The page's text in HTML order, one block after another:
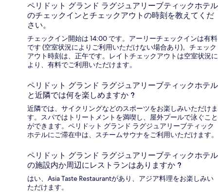
ペリドット グランド ラグジュアリーブティックホテル
のチェックインとチェックアウトの時刻を教えてくだ
さい。
チェックイン開始は 14:00 です。アーリーチェックインは有料
です (空室状況によりご利用いただけない場合あり)。チェック
アウト時刻は、正午です。レイトチェックアウトは空室状況に
より、有料でご利用いただけます。
ペリドット グランド ラグジュアリーブティックホテル
と近隣では何を楽しめますか ?
近隣では、サイクリングなどのスポーツをお楽しみいただけま
す。スパではトリートメントを満喫し、屋外プールで泳ぐこと
ができます。ペリドット グランド ラグジュアリーブティック
ホテルにご滞在中は、スチームサウナをご利用いただけます。
ペリドット グランド ラグジュアリーブティックホテル
の施設内か周辺にレストランはありますか ?
はい、Asia Taste Restaurantがあり、アジア料理をお楽しみい
ただけます。